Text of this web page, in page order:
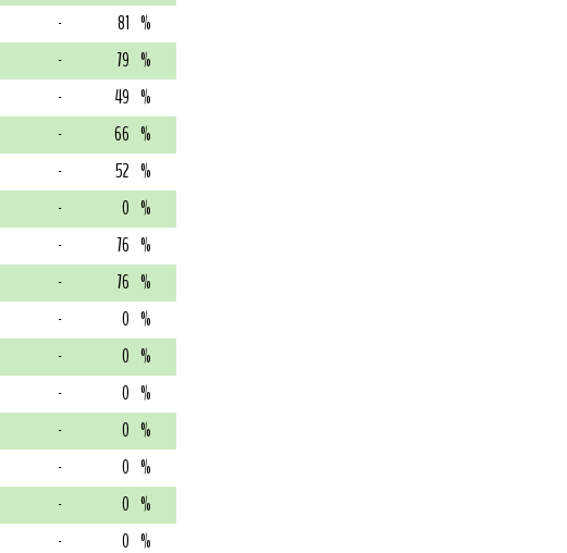
- 81 %
- 79 %
- 49 %
- 66 %
- 52 %
- 0 %
- 76 %
- 76 %
- 0 %
- 0 %
- 0 %
- 0 %
- 0 %
- 0 %
- 0 %